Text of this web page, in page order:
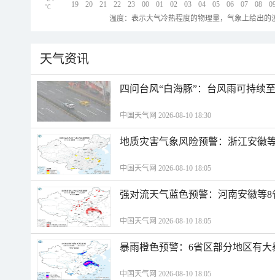
19 20 21 22 23 00 01 02 03 04 05 06 07 08
℃
温度：表示大气冷热程度的物理量，气象上给出
天气资讯
四问台风“白海豚”：台风雨可持续
中国天气网 2026-08-10 18:30
地质灾害气象风险预警：浙江安徽
中国天气网 2026-08-10 18:05
强对流天气蓝色预警：河南安徽等
中国天气网 2026-08-10 18:05
暴雨橙色预警：6省区部分地区有
中国天气网 2026-08-10 18:05